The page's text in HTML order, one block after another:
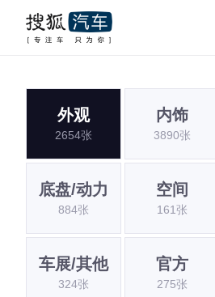
外观
2654张
内饰
3890张
底盘/动力
884张
空间
161张
车展/其他
324张
官方
275张